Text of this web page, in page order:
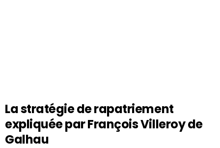
La stratégie de rapatriement
expliquée par François Villeroy de
Galhau